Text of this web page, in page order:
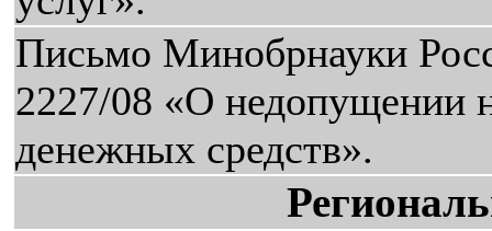
Письмо Минобрнауки
2227/08 «О недопущении
денежных средств».